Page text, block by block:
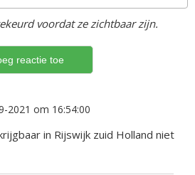
voordat ze zichtbaar zijn.
2021 om 16:54:00
in Rijswijk zuid Holland niet